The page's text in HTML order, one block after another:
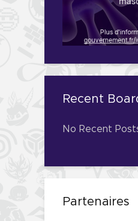
Recent
No Recent
Partenaires